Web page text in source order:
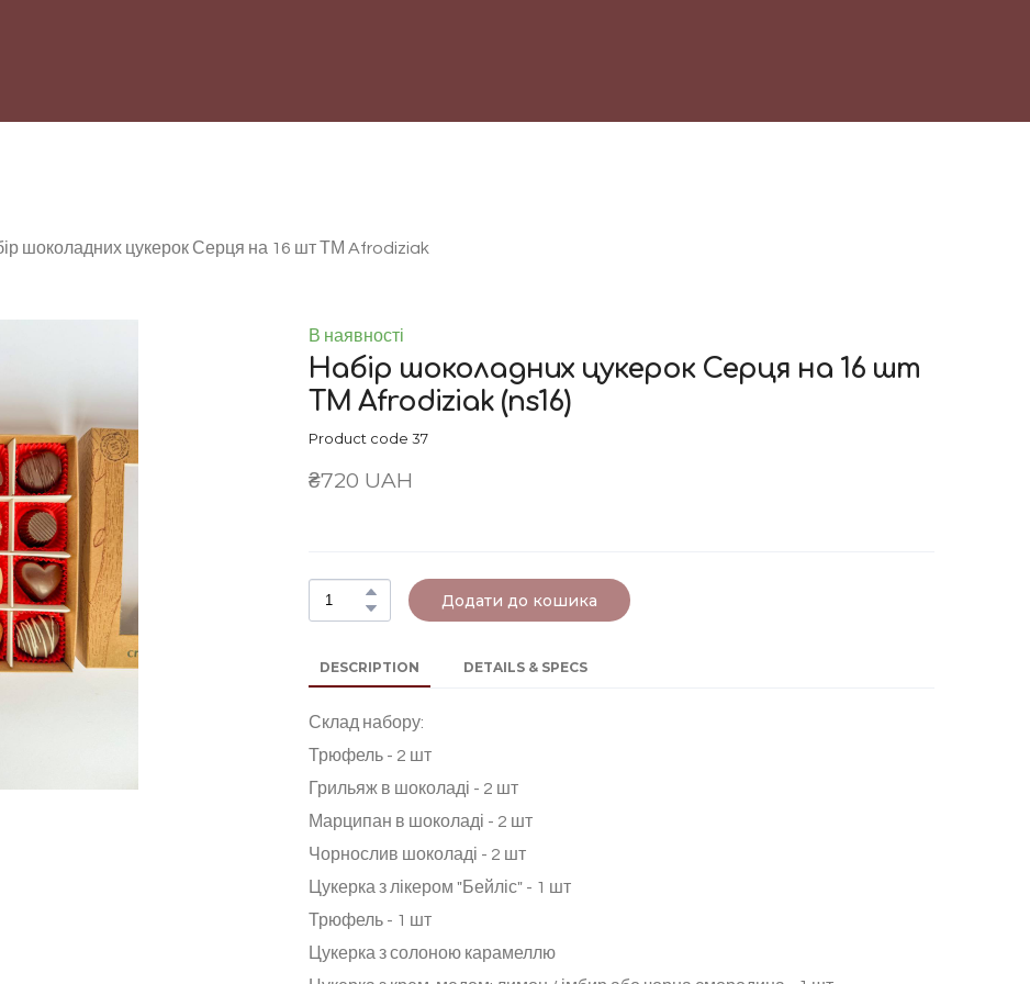
шоколадних цукерок Серця на 16 шт ТМ Afrodiziak
В наявності
Набір шоколадних цукерок Серця на 16 шт
ТМ Afrodiziak (ns16)
Product code 37
₴720 UAH
Додати до кошика
DESCRIPTION DETAILS & SPECS
Склад набору:
Трюфель - 2 шт
Грильяж в шоколаді - 2 шт
Марципан в шоколаді - 2 шт
Чорнослив шоколаді - 2 шт
Цукерка з лікером "Бейліс" - 1 шт
Трюфель - 1 шт
Цукерка з солоною карамеллю